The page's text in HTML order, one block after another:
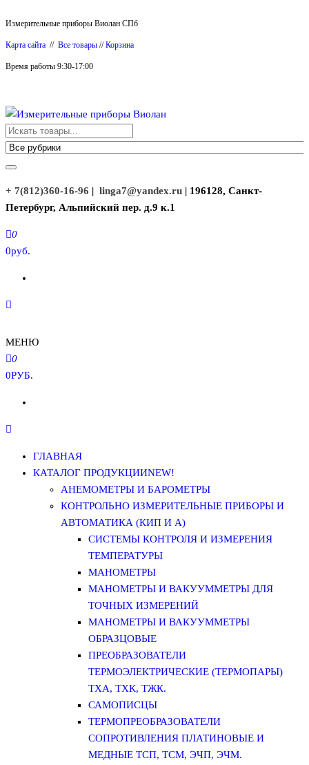
к
содержимому
Измерительные приборы Виолан СПб
Карта сайта // Все товары //Корзина
Время работы 9:30-17:00
Измерительные приборы Виолан
+ 7(812)360-16-96 | linga7@yandex.ru | 196128, Санкт-
Петербург, Альпийский пер. д.9 к.1
0
0руб.
МЕНЮ
0
0РУБ.
ГЛАВНАЯ
КАТАЛОГ ПРОДУКЦИИNEW!
АНЕМОМЕТРЫ И БАРОМЕТРЫ
КОНТРОЛЬНО ИЗМЕРИТЕЛЬНЫЕ ПРИБОРЫ И
АВТОМАТИКА (КИП И А)
СИСТЕМЫ КОНТРОЛЯ И ИЗМЕРЕНИЯ
ТЕМПЕРАТУРЫ
МАНОМЕТРЫ
МАНОМЕТРЫ И ВАКУУММЕТРЫ ДЛЯ
ТОЧНЫХ ИЗМЕРЕНИЙ
МАНОМЕТРЫ И ВАКУУММЕТРЫ
ОБРАЗЦОВЫЕ
ПРЕОБРАЗОВАТЕЛИ
ТЕРМОЭЛЕКТРИЧЕСКИЕ (ТЕРМОПАРЫ)
ТХА, ТХК, ТЖК.
САМОПИСЦЫ
ТЕРМОПРЕОБРАЗОВАТЕЛИ
СОПРОТИВЛЕНИЯ ПЛАТИНОВЫЕ И
МЕДНЫЕ ТСП, ТСМ, ЭЧП, ЭЧМ.